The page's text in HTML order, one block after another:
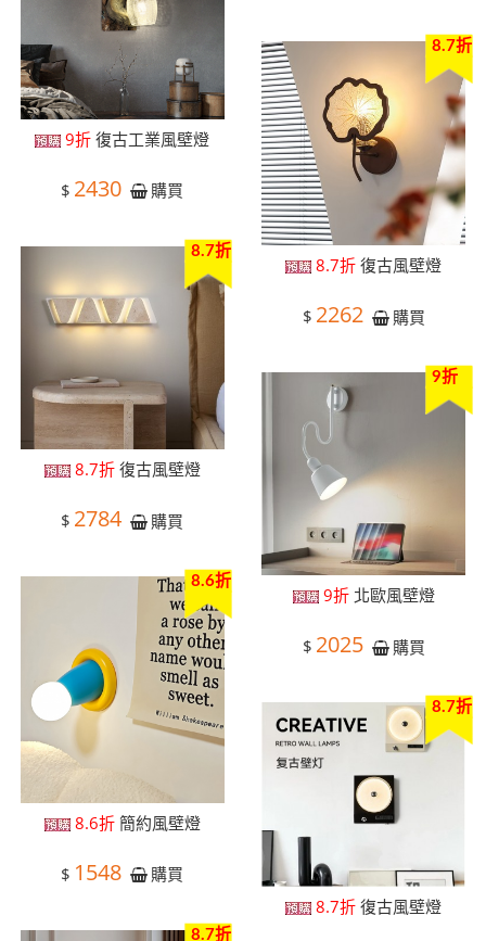
9折 復古工業風壁燈
$ 2430 購買
8.7折
8.7折 復古風壁燈
$ 2262 購買
8.7折
8.7折復古風壁燈
$ 2784 購買
9折
9折北歐風壁燈
$ 2025 購買
8.6折
8.6折簡約風壁燈
$ 1548 購買
8.7折
8.7折 復古風壁燈
8.7折